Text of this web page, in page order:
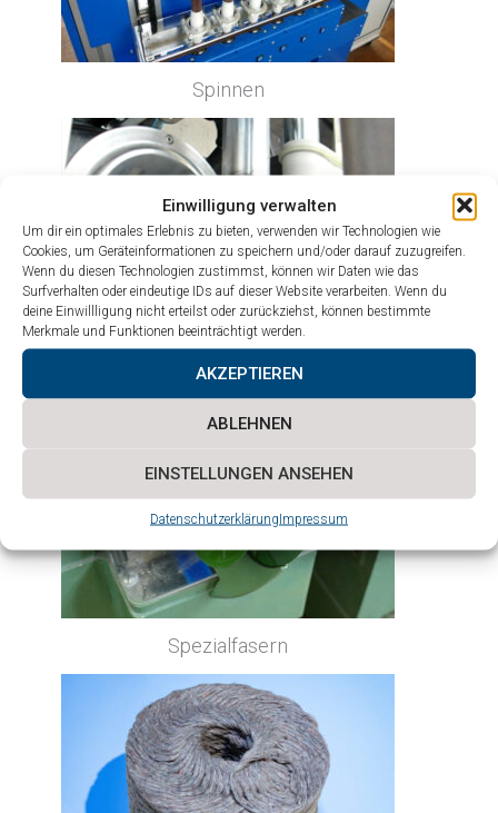
Einwilligung verwalten
Um dir ein optimales Erlebnis zu bieten, verwenden wir Technologien wie
Cookies, um Geräteinformationen zu speichern und/oder darauf zuzugreifen.
Wenn du diesen Technologien zustimmst, können wir Daten wie das
Surfverhalten oder eindeutige IDs auf dieser Website verarbeiten. Wenn du
deine Einwillligung nicht erteilst oder zurückziehst, können bestimmte
Merkmale und Funktionen beeinträchtigt werden.
AKZEPTIEREN
ABLEHNEN
EINSTELLUNGEN ANSEHEN
DatenschutzerklärungImpressum
Spinnen
Recyclingfasern
Spezialfasern